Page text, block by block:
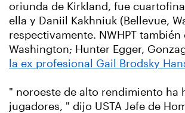
oriunda de Kirkland, fue
ella y Daniil Kakhniuk (Bellevue,
respectivamente. NWHPT
Washington; Hunter Egger,
la ex profesional Gail Brodsky
" noroeste de alto rendimiento ha
jugadores, " dijo USTA Jefe de